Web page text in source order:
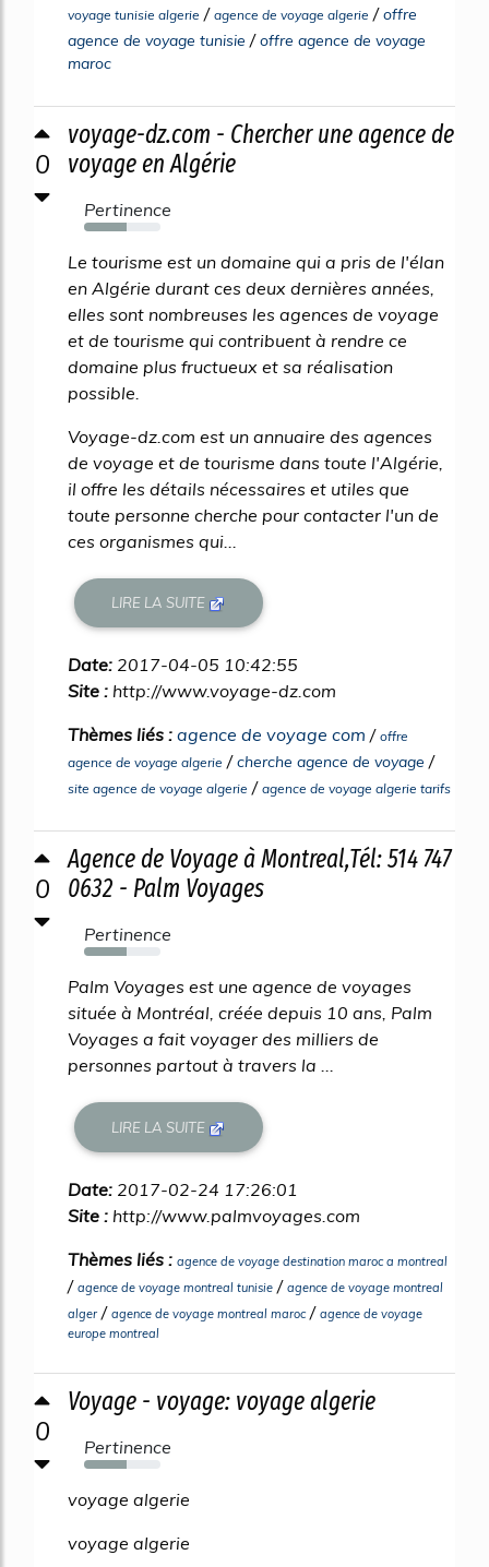
voyage tunisie algerie / agence de voyage algerie /offre
agence de voyage tunisie /offre agence de voyage
maroc
0
voyage-dz.com - Chercher une agence de
voyage en Algérie
Pertinence
56%
Le tourisme est un domaine qui a pris de l'élan
en Algérie durant ces deux dernières années,
elles sont nombreuses les agences de voyage
et de tourisme qui contribuent à rendre ce
domaine plus fructueux et sa réalisation
possible.
Voyage-dz.com est un annuaire des agences
de voyage et de tourisme dans toute l'Algérie,
il offre les détails nécessaires et utiles que
toute personne cherche pour contacter l'un de
ces organismes qui...
LIRE LA SUITE
Date: 2017-04-05 10:42:55
Site : http://www.voyage-dz.com
Thèmes liés : agence de voyage com / offre
agence de voyage algerie /cherche agence de voyage /
site agence de voyage algerie / agence de voyage algerie tarifs
0
Agence de Voyage à Montreal,Tél: 514 747
0632 - Palm Voyages
Pertinence
55%
Palm Voyages est une agence de voyages
située à Montréal, créée depuis 10 ans, Palm
Voyages a fait voyager des milliers de
personnes partout à travers la ...
LIRE LA SUITE
Date: 2017-02-24 17:26:01
Site : http://www.palmvoyages.com
Thèmes liés : agence de voyage destination maroc a montreal
/ agence de voyage montreal tunisie / agence de voyage montreal
alger / agence de voyage montreal maroc/ agence de voyage
europe montreal
0
Voyage - voyage: voyage algerie
Pertinence
55%
voyage algerie
voyage algerie